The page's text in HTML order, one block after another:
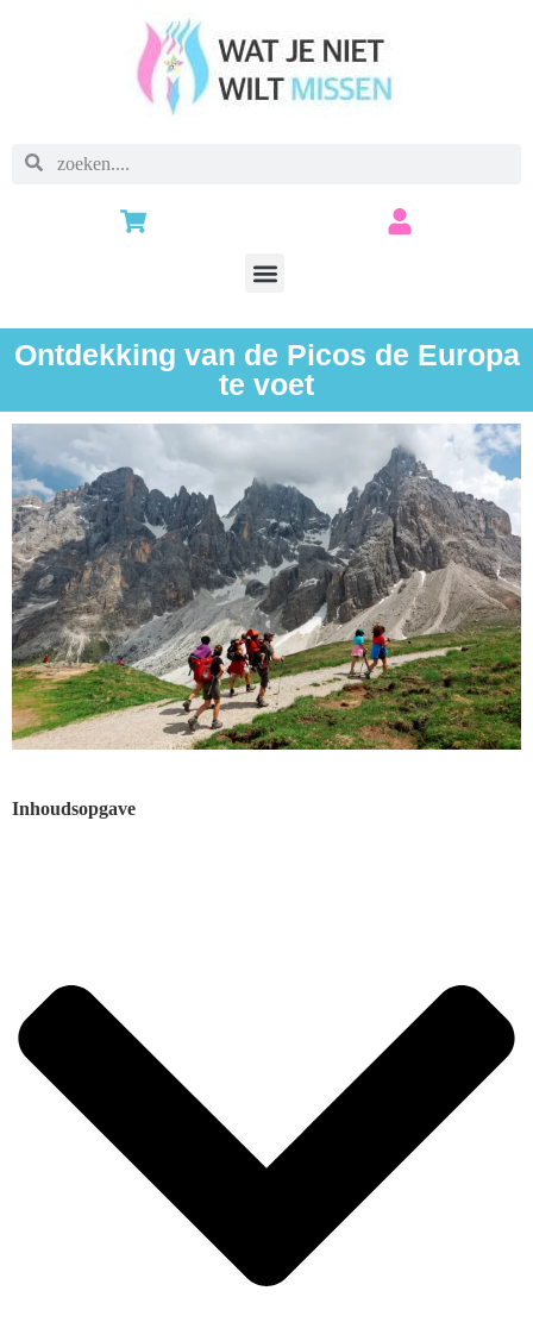
Ontdekking van de Picos de Europa
te voet
Inhoudsopgave